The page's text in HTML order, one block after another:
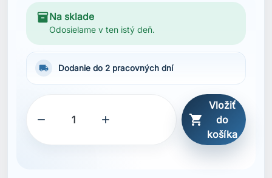
inventory_2Na sklade
Odosielame v ten istý deň.
local_shipping Dodanie do 2 pracovných dní
  
Vložiť
do
košíka